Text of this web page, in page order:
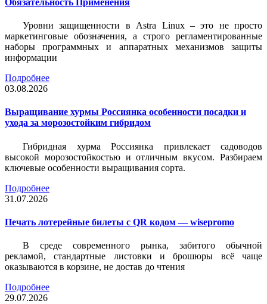
Уровни защищенности в Astra Linux – это не просто
маркетинговые обозначения, а строго регламентированные
наборы программных и аппаратных механизмов защиты
информации
Подробнее
03.08.2026
Выращивание хурмы Россиянка особенности посадки и
ухода за морозостойким гибридом
Гибридная хурма Россиянка привлекает садоводов
высокой морозостойкостью и отличным вкусом. Разбираем
ключевые особенности выращивания сорта.
Подробнее
31.07.2026
Печать лотерейные билеты c QR кодом — wisepromo
В среде современного рынка, забитого обычной
рекламой, стандартные листовки и брошюры всё чаще
оказываются в корзине, не достав до чтения
Подробнее
29.07.2026